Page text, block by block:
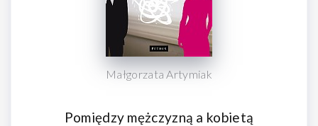
Małgorzata Artymiak
Pomiędzy mężczyzną a kobietą